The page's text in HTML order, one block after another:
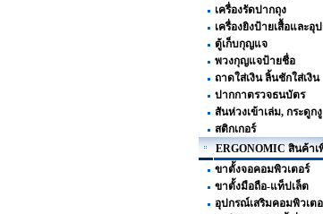
เครื่องรัดปากถุง
เครื่องยิงป้ายเสื้อและอุ
ตู้เก็บกุญแจ
พวงกุญแจป้ายชื่อ
ถาดใส่เงิน ลิ้นชักใส่เงิน
ปากกาตรวจธนบัตร
สันห่วงเข้าเล่ม, กระดูกงู
สติกเกอร์
ERGONOMIC สินค้า
ขาตั้งจอคอมพิวเตอร์
ขาตั้งมือถือ-แท็ปเล็ต
อุปกรณ์เสริมคอมพิวเต